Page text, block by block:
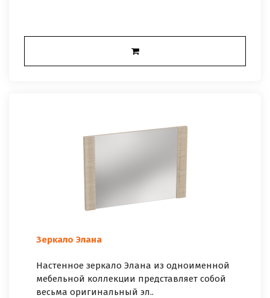
Зеркало Элана
Настенное зеркало Элана из одноименной
мебельной коллекции представляет собой
весьма оригинальный эл..